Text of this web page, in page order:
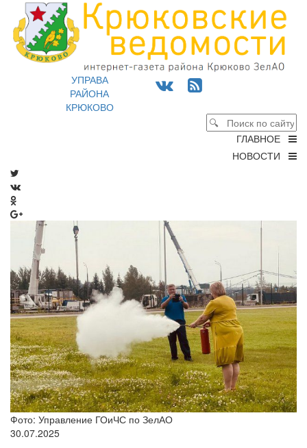
УПРАВА
РАЙОНА
КРЮКОВО
ГЛАВНОЕ
НОВОСТИ
Фото: Управление ГОиЧС по ЗелАО
30.07.2025